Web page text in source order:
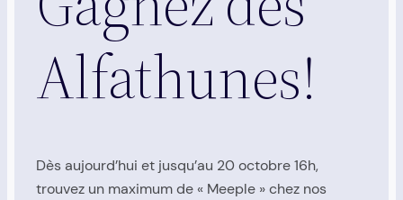
Alfathunes!
Dès aujourd’hui et jusqu’au 20 octobre 16h,
trouvez un maximum de « Meeple » chez nos